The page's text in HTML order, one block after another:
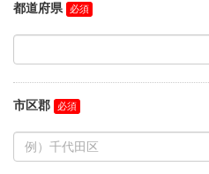
都道府県
市区郡